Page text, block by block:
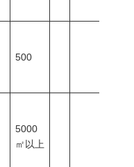
500
5000
㎡以上